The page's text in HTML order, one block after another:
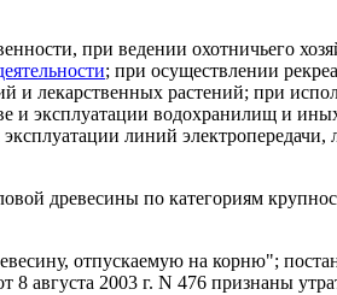
при ведении охотничьего
; при осуществлении
лекарственных растений; при
и эксплуатации водохранилищ и
линий электропередачи,
древесины по категориям
отпускаемую на корню";
8 августа 2003 г. N 476 признаны